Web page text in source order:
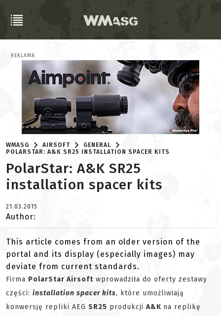
REKLAMA
WMASG AIRSOFT
GENERAL
POLARSTAR: A&K SR25 INSTALLATION SPACER KITS
PolarStar: A&K SR25
installation spacer kits
21.03.2015
Author:
This article comes from an older version of the
portal and its display (especially images) may
deviate from current standards.
Firma PolarStar Airsoft wprowadziła do oferty zestawy
części: installation spacer kits, które umożliwiają
konwersję repliki AEG SR25 produkcji A&K na replikę